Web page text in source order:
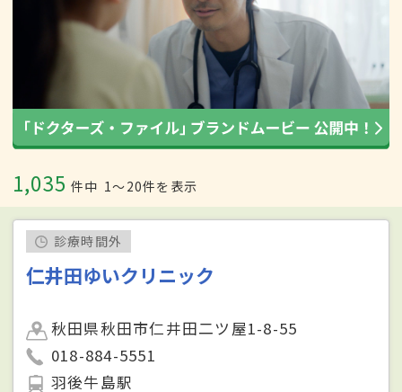
1,035 件中 1〜20件を表示
診療時間外
仁井田ゆいクリニック
秋田県秋田市仁井田二ツ屋1-8-55
018-884-5551
羽後牛島駅